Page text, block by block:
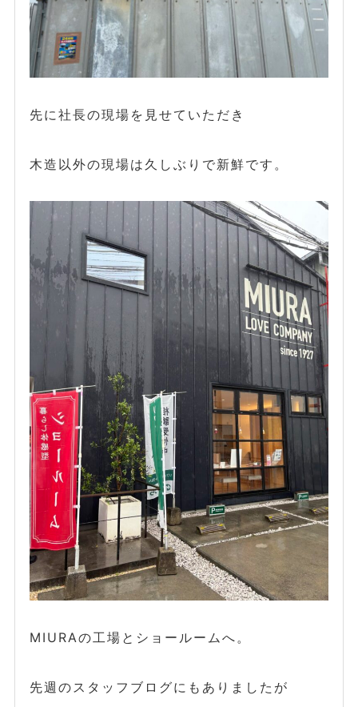
先に社長の現場を見せていただき
木造以外の現場は久しぶりで新鮮です。
MIURAの工場とショールームへ。
先週のスタッフブログにもありましたが